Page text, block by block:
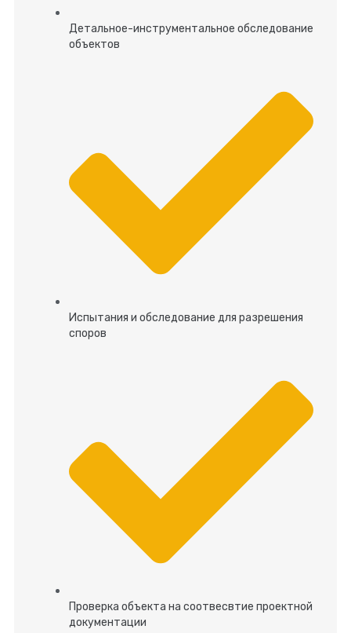
Детальное-инструментальное обследование
объектов
Испытания и обследование для разрешения
споров
Проверка объекта на соотвесвтие проектной
документации